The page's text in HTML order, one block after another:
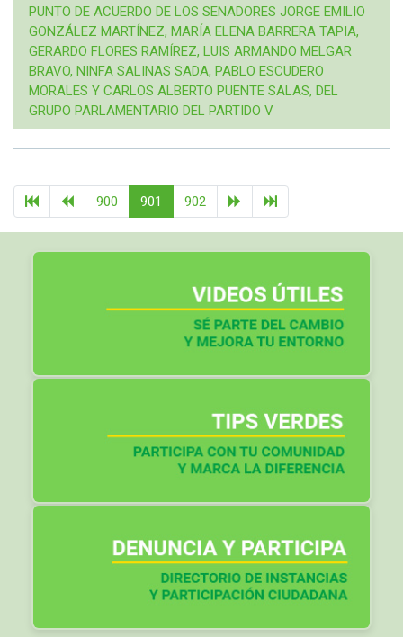
PUNTO DE ACUERDO DE LOS SENADORES JORGE EMILIO
GONZÁLEZ MARTÍNEZ, MARÍA ELENA BARRERA TAPIA,
GERARDO FLORES RAMÍREZ, LUIS ARMANDO MELGAR
BRAVO, NINFA SALINAS SADA, PABLO ESCUDERO
MORALES Y CARLOS ALBERTO PUENTE SALAS, DEL
GRUPO PARLAMENTARIO DEL PARTIDO V
900 901 902